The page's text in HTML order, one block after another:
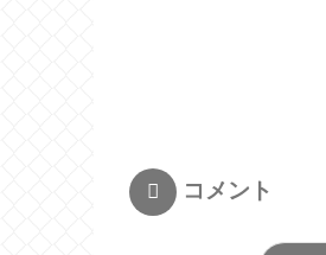
コメント